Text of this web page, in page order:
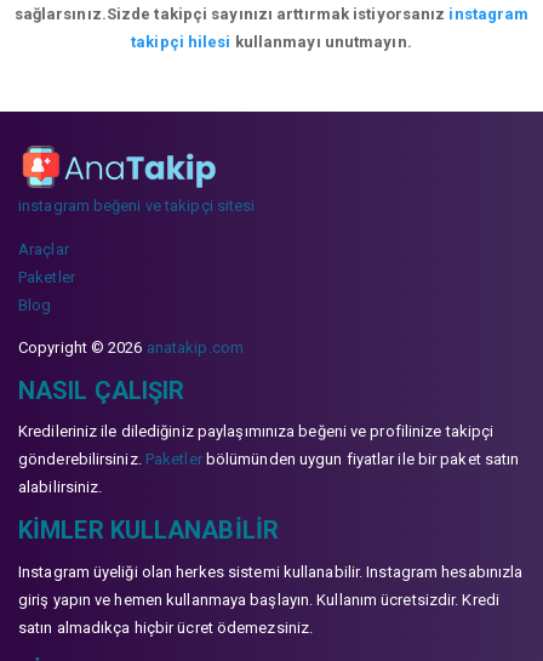
sağlarsınız.Sizde takipçi sayınızı arttırmak istiyorsanız instagram
takipçi hilesi kullanmayı unutmayın.
instagram beğeni ve takipçi sitesi
Araçlar
Paketler
Blog
Copyright © 2026 anatakip.com
NASIL ÇALIŞIR
Kredileriniz ile dilediğiniz paylaşımınıza beğeni ve profilinize takipçi
gönderebilirsiniz. Paketlerbölümünden uygun fiyatlar ile bir paket satın
alabilirsiniz.
KIMLER KULLANABILIR
Instagram üyeliği olan herkes sistemi kullanabilir. Instagram hesabınızla
giriş yapın ve hemen kullanmaya başlayın. Kullanım ücretsizdir. Kredi
satın almadıkça hiçbir ücret ödemezsiniz.